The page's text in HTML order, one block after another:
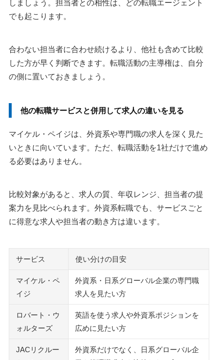
しましょう。担当者との相性は、どの転職エージェント
でも起こります。
合わない担当者に合わせ続けるより、他社も含めて比較
した方が早く判断できます。転職活動の主導権は、自分
の側に置いておきましょう。
他の転職サービスと併用して求人の違いを見る
マイケル・ペイジは、外資系や専門職の求人を深く見た
いときに向いています。ただ、転職活動を1社だけで進め
る必要はありません。
比較対象があると、求人の質、年収レンジ、担当者の提
案力を見比べられます。外資系転職でも、サービスごと
に得意な求人や担当者の動き方は違います。
サービス 使い分けの目安
マイケル・ペ
イジ
外資系・日系グローバル企業の専門職
求人を見たい方
ロバート・ウ
ォルターズ
英語を使う求人や外資系ポジションを
広めに見たい方
JACリクルー
外資系だけでなく、日系グローバル企